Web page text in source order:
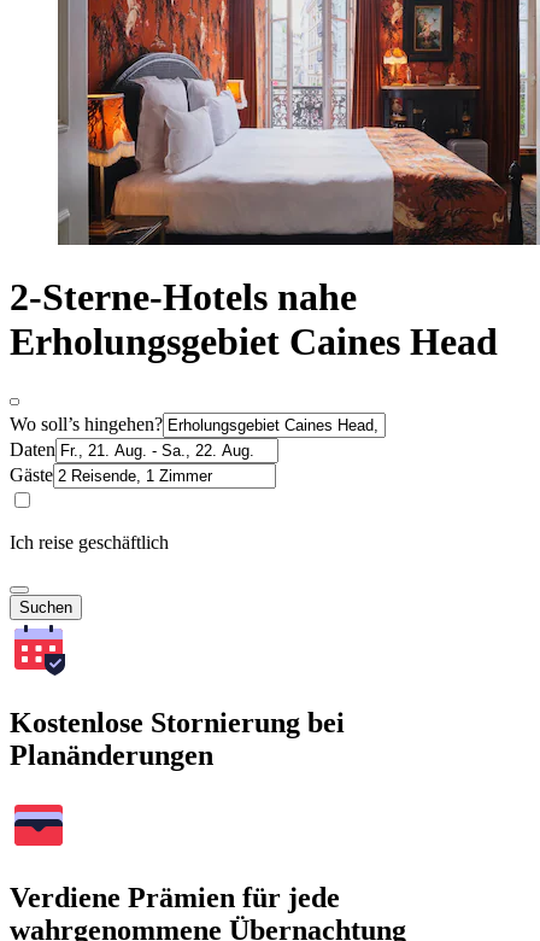
2-Sterne-Hotels nahe
Erholungsgebiet Caines Head
Wo soll’s hingehen?
Daten
Gäste
Ich reise geschäftlich
Suchen
Kostenlose Stornierung bei
Planänderungen
Verdiene Prämien für jede
wahrgenommene Übernachtung